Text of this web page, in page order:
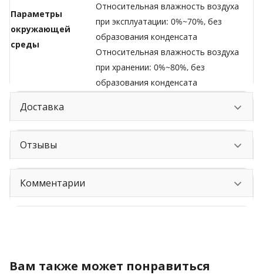
Параметры
окружающей
среды
Относительная влажность воздуха
при эксплуатации: 0%~70%, без
образования конденсата
Относительная влажность воздуха
при хранении: 0%~80%, без
образования конденсата
Доставка
Отзывы
Комментарии
Вам также может понравиться